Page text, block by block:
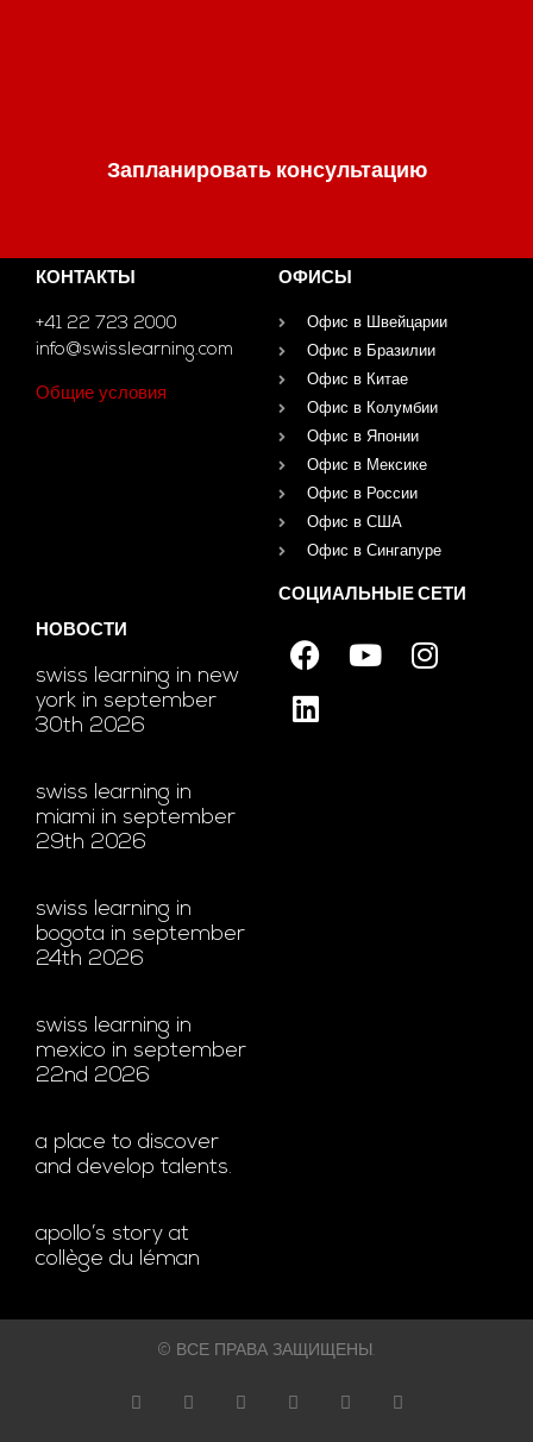
Запланировать консультацию
КОНТАКТЫ
+41 22 723 2000
info@swisslearning.com
Общие условия
ОФИСЫ
Офис в Швейцарии
Офис в Бразилии
Офис в Китае
Офис в Колумбии
Офис в Японии
Офис в Мексике
Офис в России
Офис в США
Офис в Сингапуре
НОВОСТИ
swiss learning in new
york in september
30th 2026
swiss learning in
miami in september
29th 2026
swiss learning in
bogota in september
24th 2026
swiss learning in
mexico in september
22nd 2026
a place to discover
and develop talents.
apollo’s story at
collège du léman
СОЦИАЛЬНЫЕ СЕТИ
© ВСЕ ПРАВА ЗАЩИЩЕНЫ.